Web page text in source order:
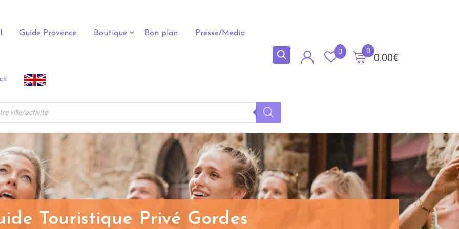
Guide Provence Boutique Bon plan Presse/Media
0.00€
0
0
Touristique Privé Gordes